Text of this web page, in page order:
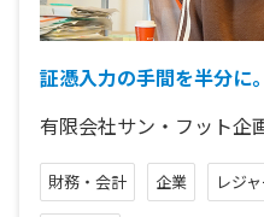
証憑入力の手間を半分に
有限会社サン・フット企
財務・会計 企業 レジ